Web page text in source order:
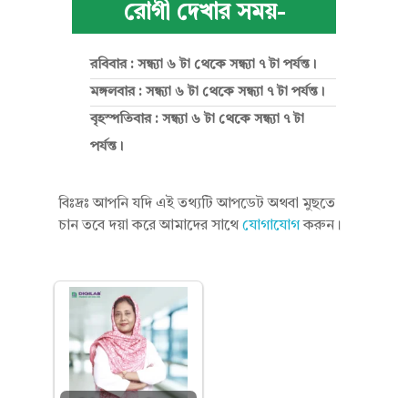
রোগী দেখার সময়-
রবিবার : সন্ধ্যা ৬ টা থেকে সন্ধ্যা ৭ টা পর্যন্ত।
মঙ্গলবার : সন্ধ্যা ৬ টা থেকে সন্ধ্যা ৭ টা পর্যন্ত।
বৃহস্পতিবার : সন্ধ্যা ৬ টা থেকে সন্ধ্যা ৭ টা
পর্যন্ত।
বিঃদ্রঃ আপনি যদি এই তথ্যটি আপডেট অথবা মুছতে
চান তবে দয়া করে আমাদের সাথে যোগাযোগকরুন।